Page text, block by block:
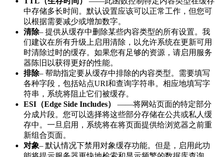
中存储多长时间。默认设置应该可以正常工作，但您可
以根据需要减少或增加数字。
清除– 提供从缓存中删除某些内容类型的所有设置。我
们建议在所有升级上启用清除，以允许系统在更新可用
时清除过时的缓存。如果您有足够的资源，请启用服务
器陈旧以获得更好的性能。
排除– 帮助指定要从缓存中排除的内容类型。需要填写
各种字段，包括站点URI和查询字符串。相应地填写字
符串，系统将阻止它们被缓存。
ESI（Edge Side Includes）
——将网站页面的特定部分
分成片段。您可以选择将这些部分存储在公共或私人缓
存中。一旦启用，系统将在将页面提供给浏览器之前重
新组合页面。
对象– 默认情况下禁用对象缓存功能。但是，启用此功